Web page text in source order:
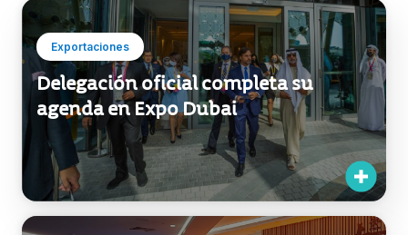
Exportaciones
Delegación oficial completa su
agenda en Expo Dubai